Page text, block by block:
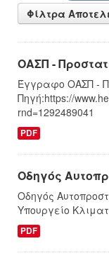
Φίλτρα
ΟΑΣΠ -
Έγγραφο ΟΑΣΠ -
Πηγή:https://
rnd=1292489041
PDF
Οδηγός
Οδηγός
Υπουργείο
PDF